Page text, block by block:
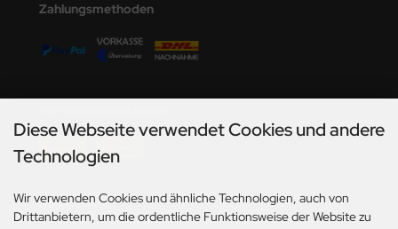
Zahlungsmethoden
Social Media
Diese Webseite verwendet Cookies und andere
Technologien
Wir verwenden Cookies und ähnliche Technologien, auch von
Drittanbietern, um die ordentliche Funktionsweise der Website zu